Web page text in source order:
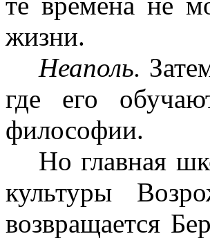
жизни.
Неаполь.
где его
философии.
Но главная
культуры
возвращается